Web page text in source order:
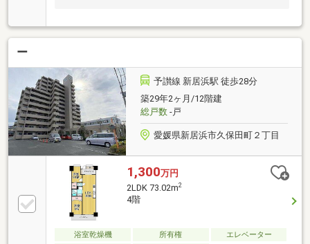
ー
予讃線 新居浜駅 徒歩28分
築29年2ヶ月/12階建
総戸数-戸
愛媛県新居浜市久保田町２丁目
1,300万円
2LDK 73.02m2
4階
浴室乾燥機 所有権
エレベーター